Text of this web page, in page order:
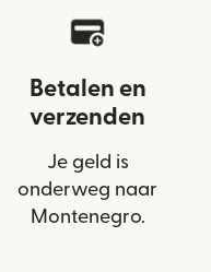
Betalen en
verzenden
Je geld is
onderweg naar
Montenegro.